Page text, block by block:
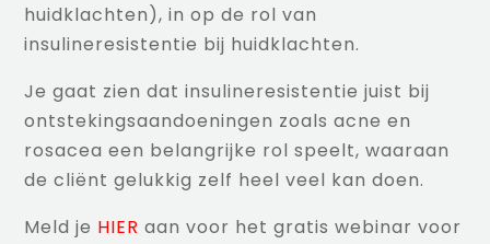
huidklachten), in op de rol van
insulineresistentie bij huidklachten.
Je gaat zien dat insulineresistentie juist bij
ontstekingsaandoeningen zoals acne en
rosacea een belangrijke rol speelt, waaraan
de cliënt gelukkig zelf heel veel kan doen.
Meld je HIER aan voor het gratis webinar voor